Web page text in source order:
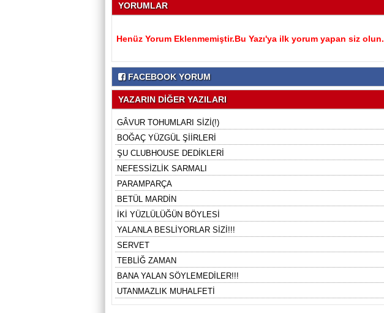
YORUMLAR
Henüz Yorum Eklenmemiştir.Bu Yazı'ya ilk yorum yapan siz olun.
FACEBOOK YORUM
YAZARIN DİĞER YAZILARI
GÂVUR TOHUMLARI SİZİ(!)
BOĞAÇ YÜZGÜL ŞİİRLERİ
ŞU CLUBHOUSE DEDİKLERİ
NEFESSİZLİK SARMALI
PARAMPARÇA
BETÜL MARDİN
İKİ YÜZLÜLÜĞÜN BÖYLESİ
YALANLA BESLİYORLAR SİZİ!!!
SERVET
TEBLİĞ ZAMAN
BANA YALAN SÖYLEMEDİLER!!!
UTANMAZLIK MUHALFETİ